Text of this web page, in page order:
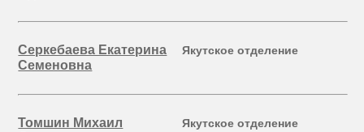
Серкебаева Екатерина
Семеновна
Якутское отделение
Томшин Михаил
Якутское отделение